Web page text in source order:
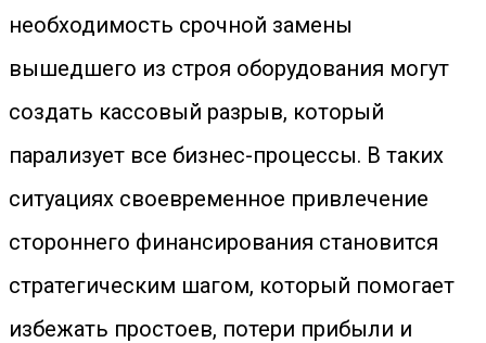
необходимость срочной замены
вышедшего из строя оборудования могут
создать кассовый разрыв, который
парализует все бизнес-процессы. В таких
ситуациях своевременное привлечение
стороннего финансирования становится
стратегическим шагом, который помогает
избежать простоев, потери прибыли и